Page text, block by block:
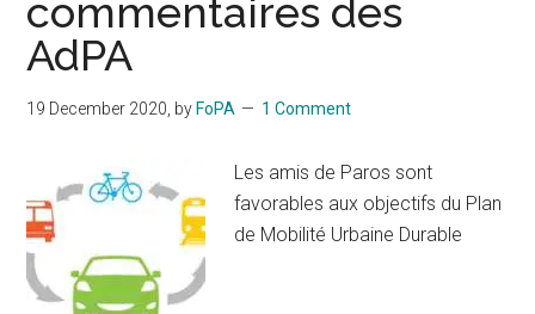
commentaires des
AdPA
19 December 2020, by FoPA 1 Comment
Les amis de Paros sont
favorables aux objectifs du Plan
de Mobilité Urbaine Durable